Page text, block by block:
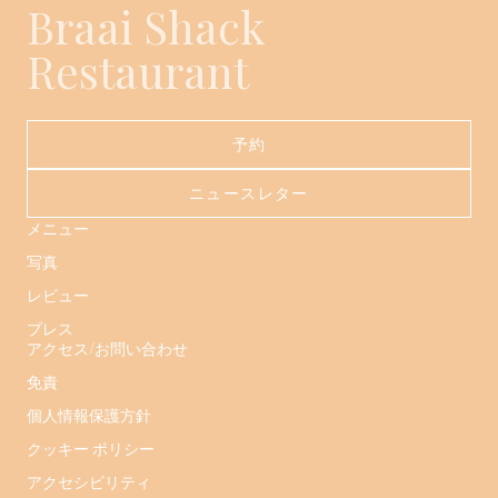
Braai Shack
Restaurant
予約
ニュースレター
メニュー
写真
レビュー
プレス
アクセス/お問い合わせ
免責
個人情報保護方針
クッキー ポリシー
アクセシビリティ